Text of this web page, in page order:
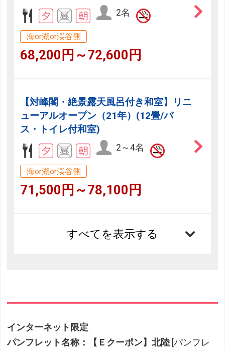
2名
海or湖or渓谷側
68,200円～72,600円
【対峰閣・絶景露天風呂付き和室】リニ
ューアルオープン（21年）(12畳/バ
ス・トイレ付和室)
2～4名
海or湖or渓谷側
71,500円～78,100円
すべてを表示する
インターネット限定
パンフレット名称：【Ｅクーポン】北陸 [パンフレ